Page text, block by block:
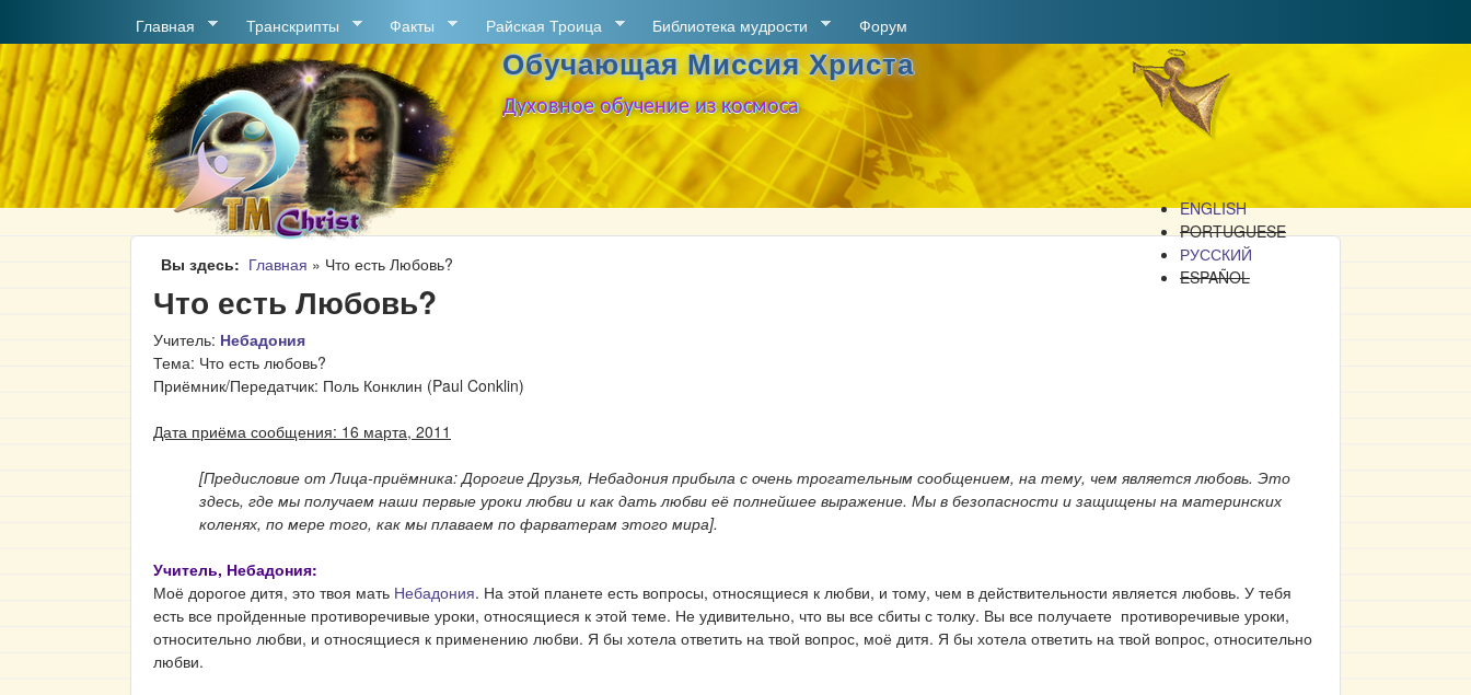
Перейти к основному
содержанию
MAIN MENU
Главная Транскрипты Факты Райская Троица Библиотека мудрости Форум
Обучающая Миссия Христа
Духовное обучение из космоса
ENGLISH
PORTUGUESE
РУССКИЙ
ESPAÑOL
Вы здесь Главная » Что есть Любовь?
Что есть Любовь?
Учитель: Небадония
Тема: Что есть любовь?
Приёмник/Передатчик: Поль Конклин (Paul Conklin)
Дата приёма сообщения: 16 марта, 2011
[Предисловие от Лица-приёмника: Дорогие Друзья, Небадония прибыла с очень трогательным сообщением, на тему, чем является любовь. Это
здесь, где мы получаем наши первые уроки любви и как дать любви её полнейшее выражение. Мы в безопасности и защищены на материнских
коленях, по мере того, как мы плаваем по фарватерам этого мира].
Учитель, Небадония:
Моё дорогое дитя, это твоя мать Небадония. На этой планете есть вопросы, относящиеся к любви, и тому, чем в действительности является любовь. У тебя
есть все пройденные противоречивые уроки, относящиеся к этой теме. Не удивительно, что вы все сбиты с толку. Вы все получаете противоречивые уроки,
относительно любви, и относящиеся к применению любви. Я бы хотела ответить на твой вопрос, моё дитя. Я бы хотела ответить на твой вопрос, относительно
любви.